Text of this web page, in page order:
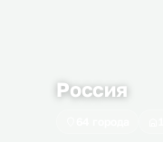
Россия